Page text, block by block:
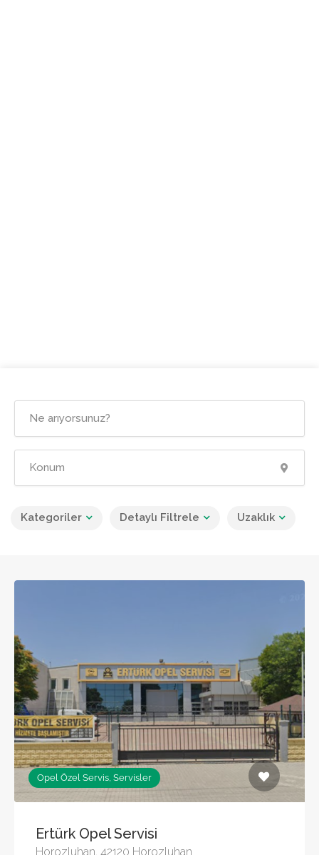
Kategoriler Detaylı Filtrele Uzaklık
Opel Özel Servis, Servisler
Ertürk Opel Servisi
Horozluhan, 42120 Horozluhan